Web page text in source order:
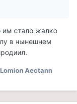
им стало жалко
в нынешнем
Aectann